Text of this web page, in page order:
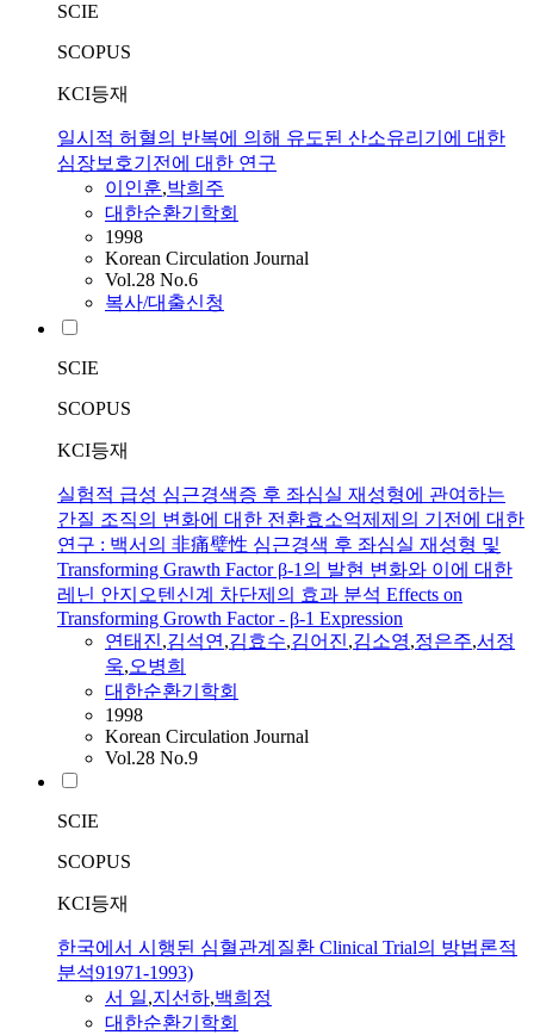
SCIE
SCOPUS
KCI등재
일시적 허혈의 반복에 의해 유도된 산소유리기에 대한
심장보호기전에 대한 연구
이인훈,박희주
대한순환기학회
1998
Korean Circulation Journal
Vol.28 No.6
복사/대출신청
SCIE
SCOPUS
KCI등재
실험적 급성 심근경색증 후 좌심실 재성형에 관여하는
간질 조직의 변화에 대한 전환효소억제제의 기전에 대한
연구 : 백서의 非痛璧性 심근경색 후 좌심실 재성형 및
Transforming Grawth Factor β-1의 발현 변화와 이에 대한
레닌 안지오텐신계 차단제의 효과 분석 Effects on
Transforming Growth Factor - β-1 Expression
연태진,김석연,김효수,김어진,김소영,정은주,서정
욱,오병희
대한순환기학회
1998
Korean Circulation Journal
Vol.28 No.9
SCIE
SCOPUS
KCI등재
한국에서 시행된 심혈관계질환 Clinical Trial의 방법론적
분석91971-1993)
서 일,지선하,백희정
대한순환기학회